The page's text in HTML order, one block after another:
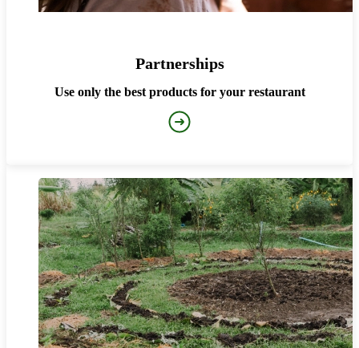
Partnerships
Use only the best products for your restaurant